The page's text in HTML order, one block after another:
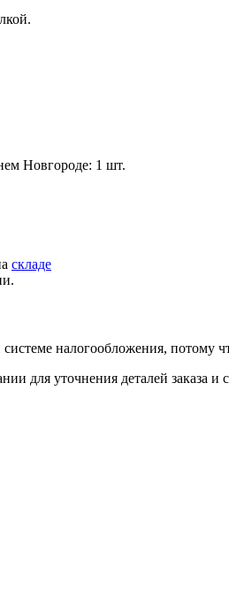
Новгороде: 1 шт.
складе
налогообложения, потому
для уточнения деталей заказа и